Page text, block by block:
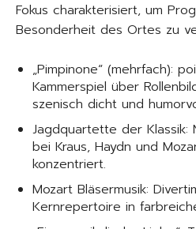
Fokus charakterisiert, um
Besonderheit des Ortes zu
„Pimpinone“ (mehrfach):
Kammerspiel über
szenisch dicht und
Jagdquartette der Klassik:
bei Kraus, Haydn und
konzentriert.
Mozart Bläsermusik:
Kernrepertoire in